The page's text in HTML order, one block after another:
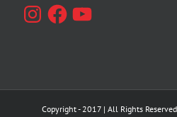
InstagramFacebookYouTube
Copyright - 2017 | All Rights